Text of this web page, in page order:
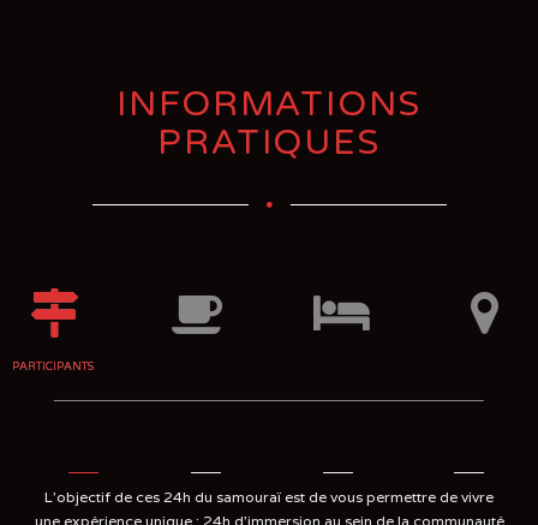
INFORMATIONS
PRATIQUES
PARTICIPANTS
L'objectif de ces 24h du samouraï est de vous permettre de vivre
une expérience unique : 24h d'immersion au sein de la communauté